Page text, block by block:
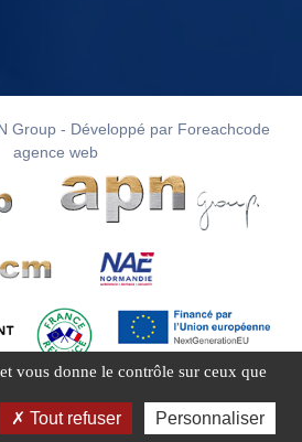
Group - Développé par Foreachcode
agence web
vous donne le contrôle sur ceux que
Tout refuser Personnaliser